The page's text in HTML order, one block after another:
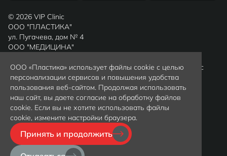
ООО «Пластика» использует файлы cookie с целью
персонализации сервисов и повышения удобства
пользования веб-сайтом. Продолжая использовать
наш сайт, вы даете согласие на обработку файлов
cookie. Если вы не хотите использовать файлы
cookie, измените настройки браузера.
Принять и продолжить
© 2026 VIP Clinic
ООО "ПЛАСТИКА"
ул. Пугачева, дом № 4
ООО "МЕДИЦИНА"
Россия, г. Калининград, Калининградская область, индекс
236022
Вся представленная на сайте информация носит
ознакомительный характер и не является публичной
офертой, определяемой положениями статьи 437(2)
гражданского кодекса РФ. Цены уточняйте у
администраторов клиники по телефону +79097997372
Политика обработки персональных данных
Политика конфиденциальности